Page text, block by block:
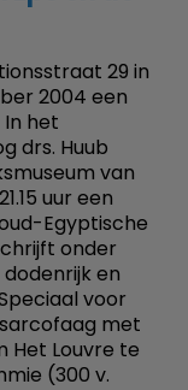
29 in
2004 een
het
drs. Huub
van
uur een
Egyptische
onder
en
voor
met
Het Louvre te
(300 v.